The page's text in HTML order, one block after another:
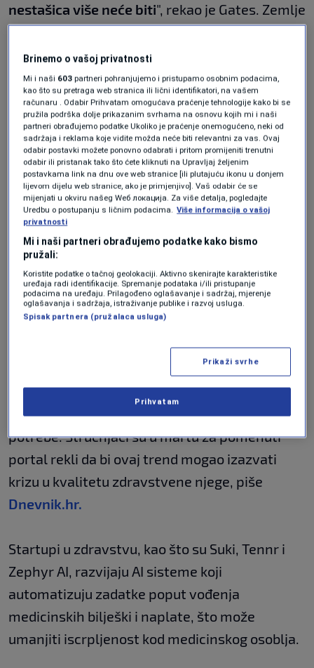
nestašica više neće biti", rekao je Gates. Zemlje
poput onih u Africi i Indiji, koje se dugo
suočavaju s ovim problemima, mogle bi imati
ogromne koristi. Ni Sjedinjene Američke
Države nisu izuzete.
Prema izvještaju Udruženja američkih
medicinskih fakulteta iz 2023. godine, do 2036.
SAD bi se mogao suočiti s manjkom od čak
86.000 ljekara.
Michael Dill, direktor istraživanja u tom
udruženju, rekao je za Business Insider da SAD
treba stotine hiljada ljekara kako bi svi građani,
uključujući manjine, one bez zdravstvenog
osiguranja i stanovnike ruralnih područja, imali
pristup istoj zdravstvenoj zaštiti.
Pad broja stručnjaka dolazi u vrijeme kada sve
starija populacija ima rastuće zdravstvene
potrebe. Stručnjaci su u martu za pomenuti
portal rekli da bi ovaj trend mogao izazvati
krizu u kvalitetu zdravstvene njege, piše
Dnevnik.hr.
Startupi u zdravstvu, kao što su Suki, Tennr i
Zephyr AI, razvijaju AI sisteme koji
automatizuju zadatke poput vođenja
medicinskih bilješki i naplate, što može
umanjiti iscrpljenost kod medicinskog osoblja.
Brinemo o vašoj privatnosti
Mi i naši 603 partneri pohranjujemo i pristupamo osobnim podacima,
kao što su pretraga web stranica ili lični identifikatori, na vašem
računaru . Odabir Prihvatam omogućava praćenje tehnologije kako bi se
pružila podrška dolje prikazanim svrhama na osnovu kojih mi i naši
partneri obrađujemo podatke Ukoliko je praćenje onemogućeno, neki od
sadržaja i reklama koje vidite možda neće biti relevantni za vas. Ovaj
odabir postavki možete ponovno odabrati i pritom promijeniti trenutni
odabir ili pristanak tako što ćete kliknuti na Upravljaj željenim
postavkama link na dnu ove web stranice [ili plutajuću ikonu u donjem
lijevom dijelu web stranice, ako je primjenjivo]. Vaš odabir će se
mijenjati u okviru našeg Wеб локација. Za više detalja, pogledajte
Uredbu o postupanju s ličnim podacima. Više informacija o vašoj
privatnosti
Mi i naši partneri obrađujemo podatke kako bismo
pružali:
Koristite podatke o tačnoj geolokaciji. Aktivno skenirajte karakteristike
uređaja radi identifikacije. Spremanje podataka i/ili pristupanje
podacima na uređaju. Prilagođeno oglašavanje i sadržaj, mjerenje
oglašavanja i sadržaja, istraživanje publike i razvoj usluga.
Spisak partnera (pružalaca usluga)
Prikaži svrhe
Prihvatam